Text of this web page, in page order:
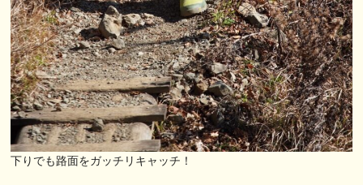
下りでも路面をガッチリキャッチ！